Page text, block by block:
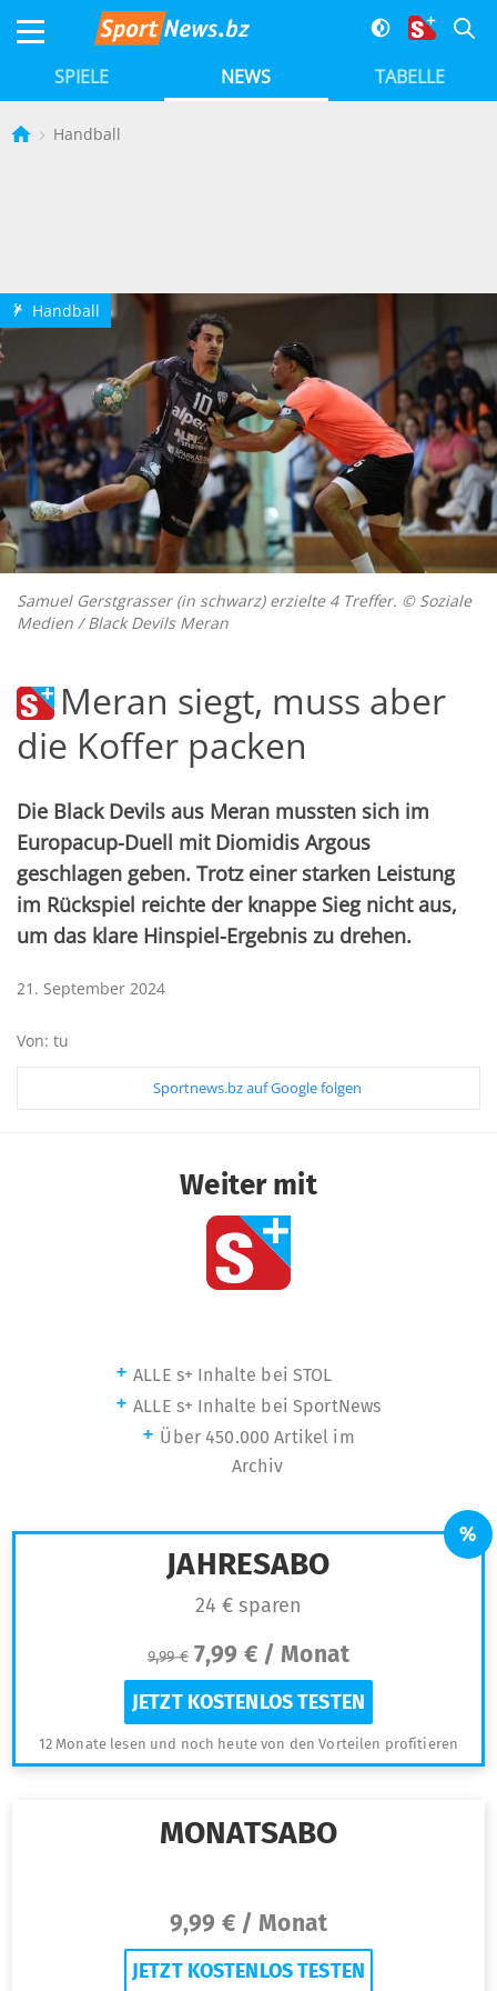
SPIELE NEWS TABELLE
Handball
i Handball
Samuel Gerstgrasser (in schwarz) erzielte 4 Treffer. © Soziale
Medien / Black Devils Meran
Meran siegt, muss aber
die Koffer packen
Die Black Devils aus Meran mussten sich im
Europacup-Duell mit Diomidis Argous
geschlagen geben. Trotz einer starken Leistung
im Rückspiel reichte der knappe Sieg nicht aus,
um das klare Hinspiel-Ergebnis zu drehen.
21. September 2024
Von: tu
Sportnews.bz auf Google folgen